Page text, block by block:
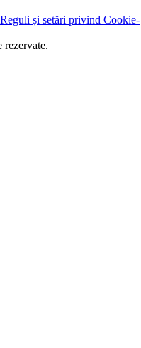
Reguli și setări privind Cookie-